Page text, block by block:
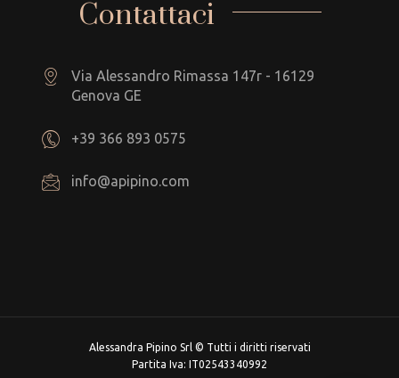
Contattaci
Via Alessandro Rimassa 147r - 16129
Genova GE
+39 366 893 0575
info@apipino.com
Alessandra Pipino Srl © Tutti i diritti riservati
Partita Iva: IT02543340992